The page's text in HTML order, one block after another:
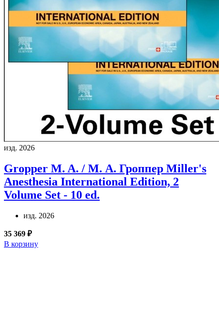
изд. 2026
Gropper M. A. / М. А. Гроппер Miller's
Anesthesia International Edition, 2
Volume Set - 10 ed.
изд. 2026
35 369 ₽
В корзину